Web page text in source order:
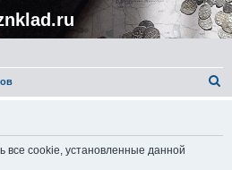
все cookie, установленные данной